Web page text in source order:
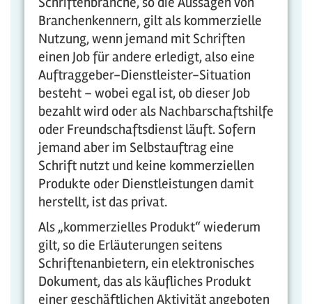
Branchenkennern, gilt als kommerzielle
Nutzung, wenn jemand mit Schriften
einen Job für andere erledigt, also eine
Auftraggeber-Dienstleister-Situation
besteht – wobei egal ist, ob dieser Job
bezahlt wird oder als Nachbarschaftshilfe
oder Freundschaftsdienst läuft. Sofern
jemand aber im Selbstauftrag eine
Schrift nutzt und keine kommerziellen
Produkte oder Dienstleistungen damit
herstellt, ist das privat.
Als „kommerzielles Produkt“ wiederum
gilt, so die Erläuterungen seitens
Schriftenanbietern, ein elektronisches
Dokument, das als käufliches Produkt
einer geschäftlichen Aktivität angeboten